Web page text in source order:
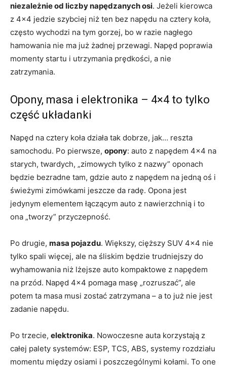
niezależnie od liczby napędzanych osi. Jeżeli kierowca
z 4×4 jedzie szybciej niż ten bez napędu na cztery koła,
często wychodzi na tym gorzej, bo w razie nagłego
hamowania nie ma już żadnej przewagi. Napęd poprawia
momenty startu i utrzymania prędkości, a nie
zatrzymania.
Opony, masa i elektronika – 4×4 to tylko
część układanki
Napęd na cztery koła działa tak dobrze, jak… reszta
samochodu. Po pierwsze, opony: auto z napędem 4×4 na
starych, twardych, „zimowych tylko z nazwy” oponach
będzie bezradne tam, gdzie auto z napędem na jedną oś i
świeżymi zimówkami jeszcze da radę. Opona jest
jedynym elementem łączącym auto z nawierzchnią i to
ona „tworzy” przyczepność.
Po drugie, masa pojazdu. Większy, cięższy SUV 4×4 nie
tylko spali więcej, ale na śliskim będzie trudniejszy do
wyhamowania niż lżejsze auto kompaktowe z napędem
na przód. Napęd 4×4 pomaga masę „rozruszać”, ale
potem ta masa musi zostać zatrzymana – a to już nie jest
zadanie napędu.
Po trzecie, elektronika. Nowoczesne auta korzystają z
całej palety systemów: ESP, TCS, ABS, systemy rozdziału
momentu między osiami i poszczególnymi kołami. To one